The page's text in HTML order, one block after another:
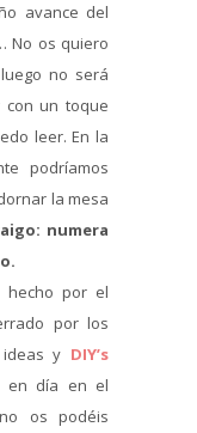
avance del
No os quiero
no será
un toque
leer. En la
podríamos
la mesa
numera
hecho por el
por los
y DIY’s
en día en el
os podéis